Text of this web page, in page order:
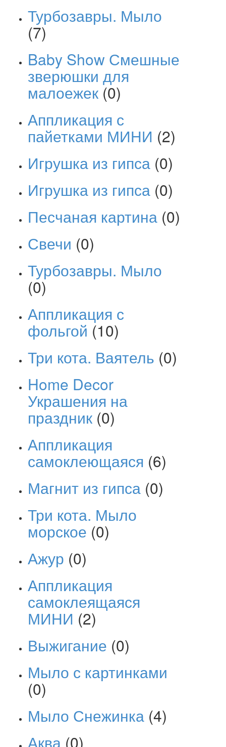
Турбозавры. Мыло
(7)
Baby Show Смешные
зверюшки для
малоежек (0)
Аппликация с
пайетками МИНИ (2)
Игрушка из гипса (0)
Игрушка из гипса (0)
Песчаная картина (0)
Свечи (0)
Турбозавры. Мыло
(0)
Аппликация с
фольгой (10)
Три кота. Ваятель (0)
Home Decor
Украшения на
праздник (0)
Аппликация
самоклеющаяся (6)
Магнит из гипса (0)
Три кота. Мыло
морское (0)
Ажур (0)
Аппликация
самоклеящаяся
МИНИ (2)
Выжигание (0)
Мыло с картинками
(0)
Мыло Снежинка (4)
Аква (0)